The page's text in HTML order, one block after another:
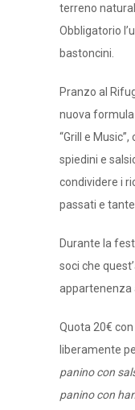
terreno
Obbligatorio
bastoncini.
Pranzo al
nuova
“Grill e
spiedini e
condividere i
passati e
Durante la
soci che
appartenenza
Quota 20€
liberamente
panino con
panino con